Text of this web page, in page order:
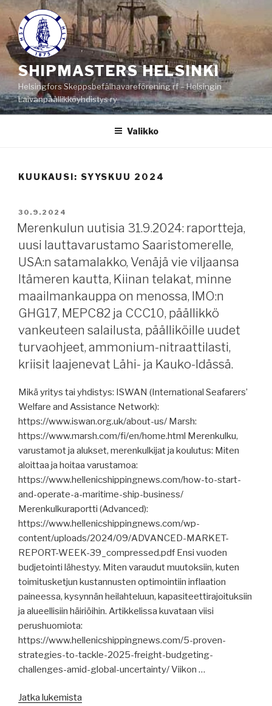
Siirry
sisältöön
SHIPMASTERS HELSINKI
Helsingfors Skeppsbefälhavareförening rf – Helsingin
Laivanpäällikköyhdistys ry
Valikko
KUUKAUSI: SYYSKUU 2024
JULKAISTU
30.9.2024
Merenkulun uutisia 31.9.2024: raportteja,
uusi lauttavarustamo Saaristomerelle,
USA:n satamalakko, Venäjä vie viljaansa
Itämeren kautta, Kiinan telakat, minne
maailmankauppa on menossa, IMO:n
GHG17, MEPC82 ja CCC10, päällikkö
vankeuteen salailusta, päälliköille uudet
turvaohjeet, ammonium-nitraattilasti,
kriisit laajenevat Lähi- ja Kauko-Idässä.
Mikä yritys tai yhdistys: ISWAN (International Seafarers’
Welfare and Assistance Network):
https://www.iswan.org.uk/about-us/ Marsh:
https://www.marsh.com/fi/en/home.html Merenkulku,
varustamot ja alukset, merenkulkijat ja koulutus: Miten
aloittaa ja hoitaa varustamoa:
https://www.hellenicshippingnews.com/how-to-start-
and-operate-a-maritime-ship-business/
Merenkulkuraportti (Advanced):
https://www.hellenicshippingnews.com/wp-
content/uploads/2024/09/ADVANCED-MARKET-
REPORT-WEEK-39_compressed.pdf Ensi vuoden
budjetointi lähestyy. Miten varaudut muutoksiin, kuten
toimitusketjun kustannusten optimointiin inflaation
paineessa, kysynnän heilahteluun, kapasiteettirajoituksiin
ja alueellisiin häiriöihin. Artikkelissa kuvataan viisi
perushuomiota:
https://www.hellenicshippingnews.com/5-proven-
strategies-to-tackle-2025-freight-budgeting-
challenges-amid-global-uncertainty/ Viikon …
Jatka lukemista